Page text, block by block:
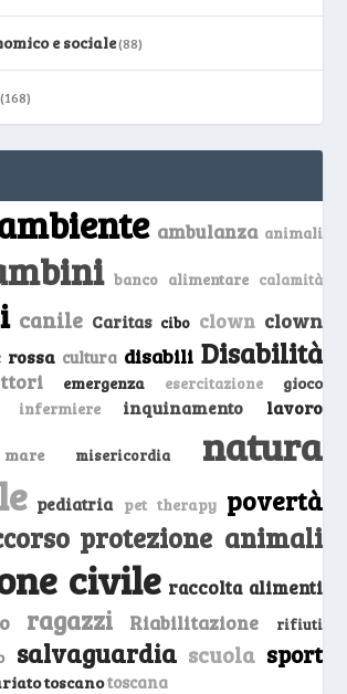
e sociale(88)
(168)
ambulanza animali
banco alimentare calamità
canile Caritas cibo clown clown
rossa cultura disabili Disabilità
emergenza esercitazione gioco
infermiere inquinamento lavoro
mare misericordia natura
pediatria pet therapy povertà
protezione animali
civile raccolta alimenti
ragazzi Riabilitazione
rifiuti
salvaguardia scuola sport
toscanotoscana